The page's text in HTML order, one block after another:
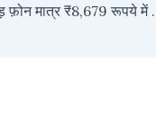
OnePlus का ये धाकड़